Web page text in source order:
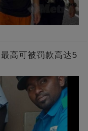
高可被罚款高达5